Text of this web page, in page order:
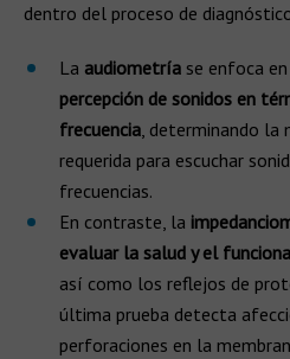
dentro del proceso de
La audiometría se enfoca en
percepción de sonidos en
frecuencia, determinando la
requerida para escuchar
frecuencias.
En contraste, la
evaluar la salud y el
así como los reflejos de
última prueba detecta
perforaciones en la